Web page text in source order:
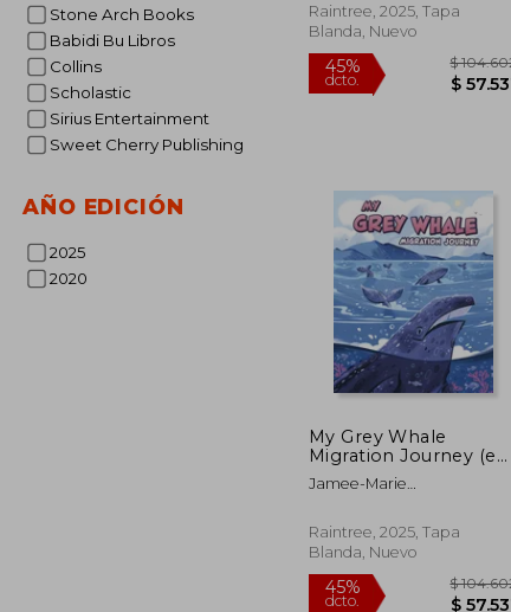
Stone Arch Books
Babidi Bu Libros
Collins
Scholastic
Sirius Entertainment
Sweet Cherry Publishing
AÑO EDICIÓN
2025
2020
Raintree, 2025, Tapa
Blanda, Nuevo
45%
dcto.
My Grey Whale
Migration Journey (en
Inglés)
Jamee-Marie
Raintree, 2025, Tapa
Blanda, Nuevo